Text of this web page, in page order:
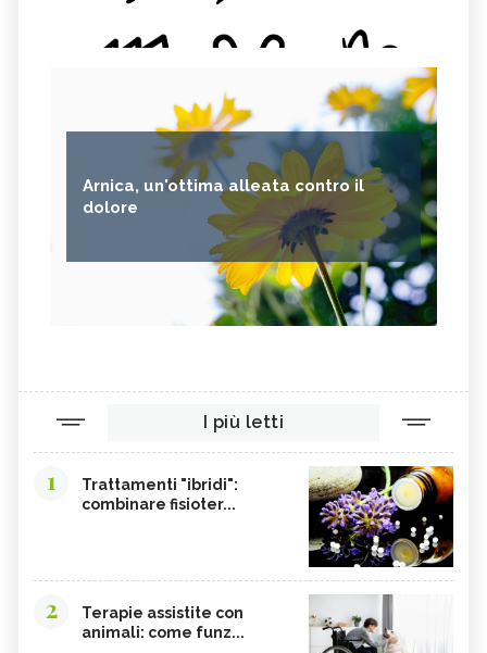
Arnica, un'ottima alleata contro il
dolore
I più letti
1
Trattamenti "ibridi":
combinare fisioter...
2
Terapie assistite con
animali: come funz...